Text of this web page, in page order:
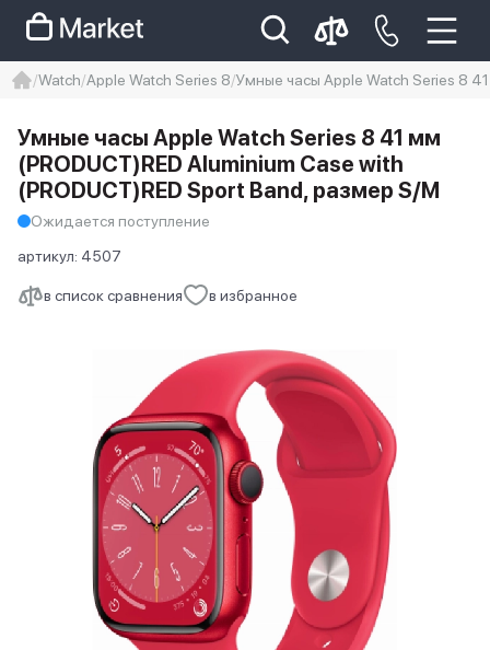
Iphone 14 pro max
айфон 14
Watch Apple Watch Series 8 Умные часы Apple Watch Series 8
в список сравнения в избранное
Умные часы Apple Watch Series 8 41 мм
(PRODUCT)RED Aluminium Case with
(PRODUCT)RED Sport Band, размер S/M
Ожидается поступление
артикул: 4507